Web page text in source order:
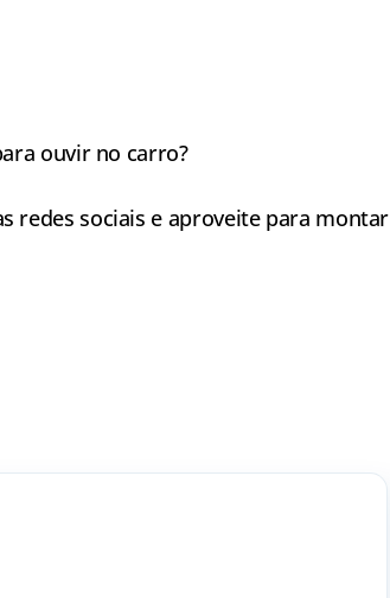
ouvir no carro?
redes sociais e aproveite para montar